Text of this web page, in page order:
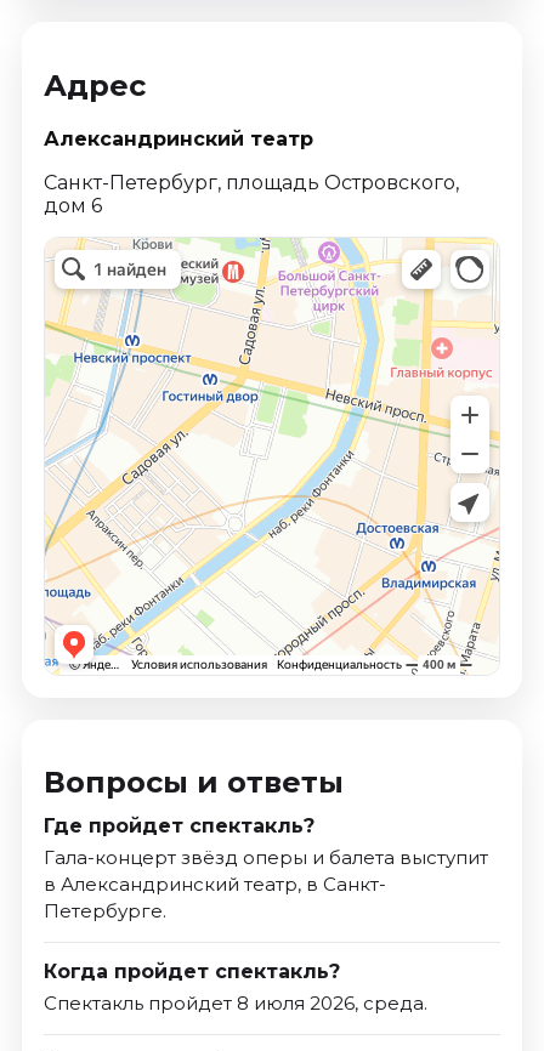
Адрес
Александринский театр
Санкт-Петербург, площадь Островского,
дом 6
Вопросы и ответы
Где пройдет спектакль?
Гала-концерт звёзд оперы и балета выступит
в Александринский театр, в Санкт-
Петербурге.
Когда пройдет спектакль?
Спектакль пройдет 8 июля 2026, среда.